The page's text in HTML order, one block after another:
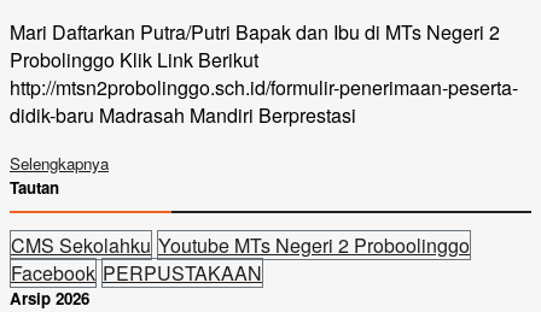
Mari Daftarkan Putra/Putri Bapak dan Ibu di MTs Negeri 2
Probolinggo Klik Link Berikut
http://mtsn2probolinggo.sch.id/formulir-penerimaan-peserta-
didik-baru Madrasah Mandiri Berprestasi
Selengkapnya
Tautan
CMS Sekolahku Youtube MTs Negeri 2 Proboolinggo
Facebook PERPUSTAKAAN
Arsip 2026